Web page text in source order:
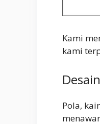
Kami
kami
Pola,